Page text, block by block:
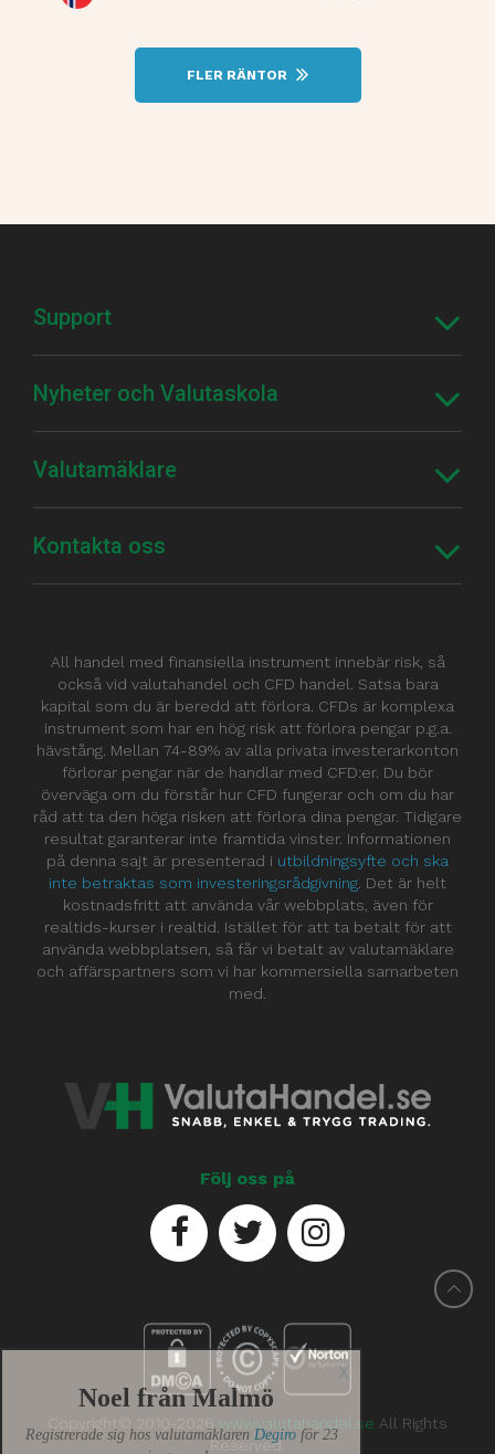
X
Noel från Malmö
Registrerade sig hos valutamäklarenDegiro
minuter sedan.
FLER RÄNTOR
Support
Nyheter och Valutaskola
Valutamäklare
Kontakta oss
All handel med finansiella instrument innebär risk, så
också vid valutahandel och CFD handel. Satsa bara
kapital som du är beredd att förlora. CFDs är komplexa
instrument som har en hög risk att förlora pengar p.g.a.
hävstång. Mellan 74-89% av alla privata investerarkonton
förlorar pengar när de handlar med CFD:er. Du bör
överväga om du förstår hur CFD fungerar och om du har
råd att ta den höga risken att förlora dina pengar. Tidigare
resultat garanterar inte framtida vinster. Informationen
på denna sajt är presenterad i utbildningsyfte och ska
inte betraktas som investeringsrådgivning . Det är helt
kostnadsfritt att använda vår webbplats, även för
realtids-kurser i realtid. Istället för att ta betalt för att
använda webbplatsen, så får vi betalt av valutamäklare
och affärspartners som vi har kommersiella samarbeten
med.
Följ oss på
Copyright© 2010-2026 www.valutahandel.se All Rights
Reserved.